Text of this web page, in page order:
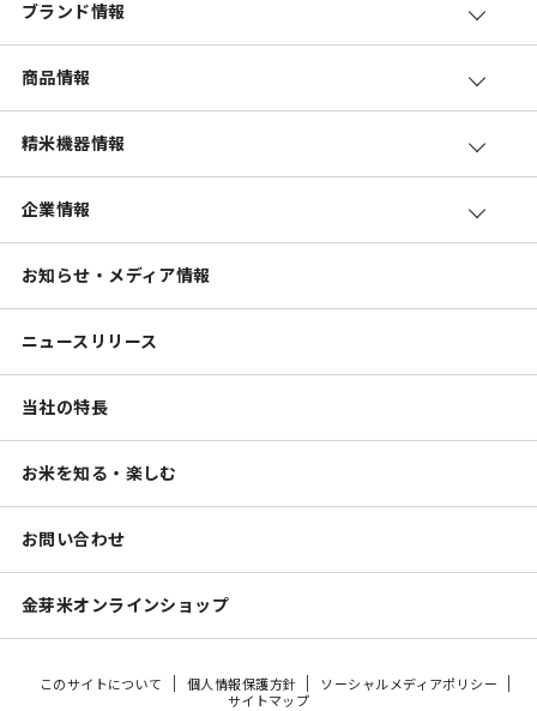
ブランド情報
商品情報
精米機器情報
企業情報
お知らせ・メディア情報
ニュースリリース
当社の特長
お米を知る・楽しむ
お問い合わせ
金芽米オンラインショップ
このサイトについて 個人情報保護方針
ソーシャルメディアポリシー
サイトマップ